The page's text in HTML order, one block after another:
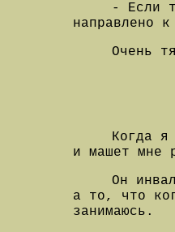
- Если
направлено
Очень
Когда я
и машет мне
Он
а то, что
занимаюсь.